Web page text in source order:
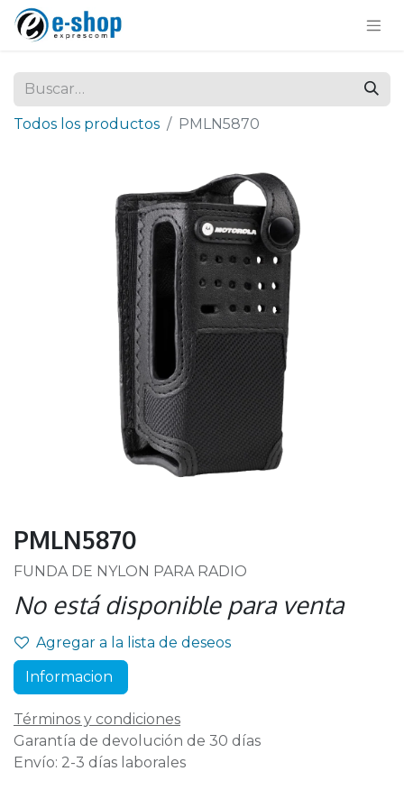
Todos los productos PMLN5870
PMLN5870
FUNDA DE NYLON PARA RADIO
No está disponible para venta
Agregar a la lista de deseos
Informacion
Términos y condiciones
Garantía de devolución de 30 días
Envío: 2-3 días laborales